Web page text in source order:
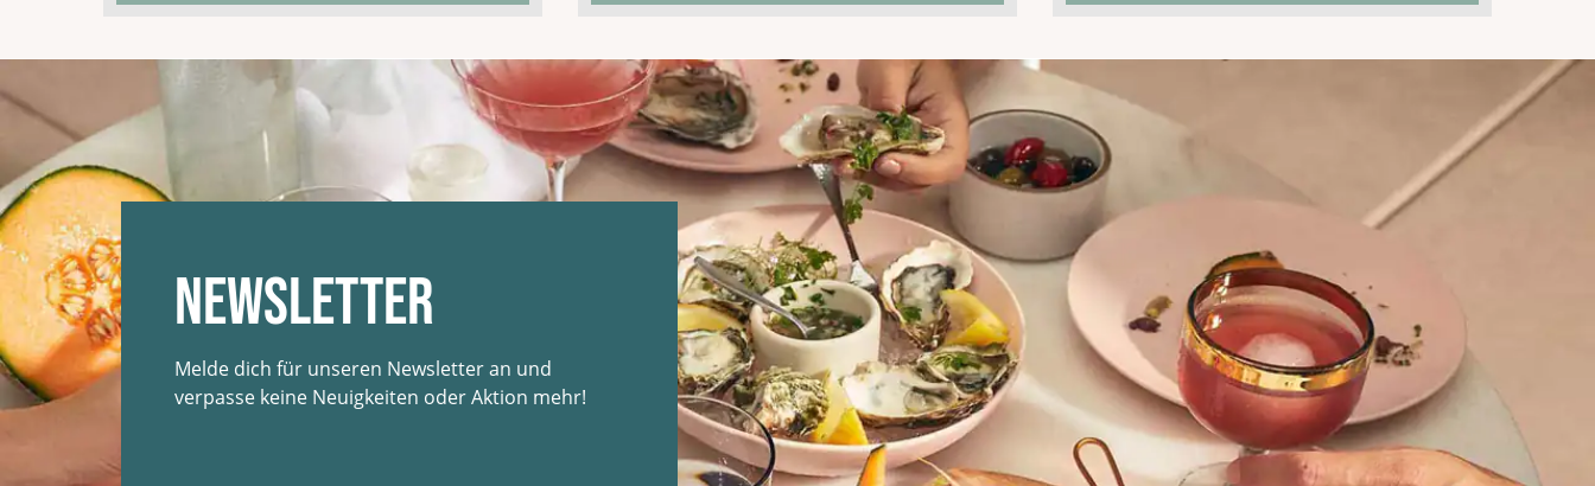
Newsletter
Melde dich für unseren Newsletter an und
verpasse keine Neuigkeiten oder Aktion mehr!